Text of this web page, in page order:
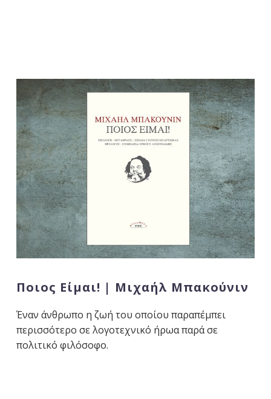
Ποιος Είμαι! | Μιχαήλ Μπακούνιν
Έναν άνθρωπο η ζωή του οποίου παραπέμπει
περισσότερο σε λογοτεχνικό ήρωα παρά σε
πολιτικό φιλόσοφο.